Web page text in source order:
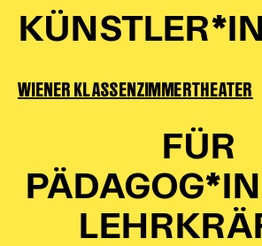
SERVICE
Anfahrt
SPENDEN + FÖRDERN
Translate to English
WIENER KLASSENZIMMERTHEATER
FÜR